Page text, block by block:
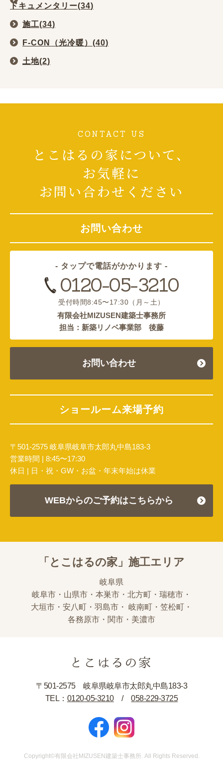
ドキュメンタリー(34)
施工(34)
F-CON（光冷暖）(40)
土地(2)
CONTACT US
とこはるの家について、
お気軽に
お問い合わせください
お問い合わせ
- タップで電話がかかります -
0120-05-3210
受付時間8:45〜17:30（月～土）
有限会社MIZUSEN建築士事務所
担当：新築リノベ事業部 後藤
お問い合わせ
ショールーム来場予約
〒501-2575 岐阜県岐阜市太郎丸中島183-3
営業時間 | 8:45〜17:30
休日 | 日・祝・GW・お盆・年末年始は休業
WEBからのご予約はこちらから
「とこはるの家」施工エリア
岐阜県
岐阜市・山県市・本巣市・北方町・瑞穂市・
大垣市・安八町・羽島市・ 岐南町・笠松町・
各務原市・関市・美濃市
〒501-2575 岐阜県岐阜市太郎丸中島183-3
TEL： 0120-05-3210/058-229-3725
Copyright©有限会社MIZUSEN建築士事務所. All Rights Reserved.